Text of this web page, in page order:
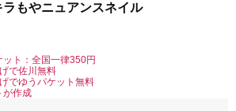
もやニュアンスネイル
ト：全国一律350円
で佐川無料
でゆうパケット無料
が作成